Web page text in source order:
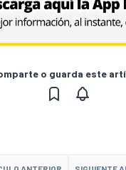
o guarda este